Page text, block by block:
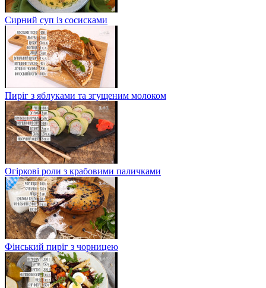
Сирний суп із сосисками
Пиріг з яблуками та згущеним молоком
Огіркові роли з крабовими паличками
Фінський пиріг з чорницею